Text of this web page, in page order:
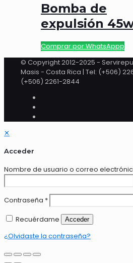
Bomba de
expulsión
Comprar por WhatsAppp
© Copyright 2012-2025 -
Masis - Costa Rica | Tel: (+506)
(+506) 2261-2844
✕
Acceder
Nombre de usuario o correo
Contraseña *
Recuérdame
Acceder
¿Olvidaste la contraseña?